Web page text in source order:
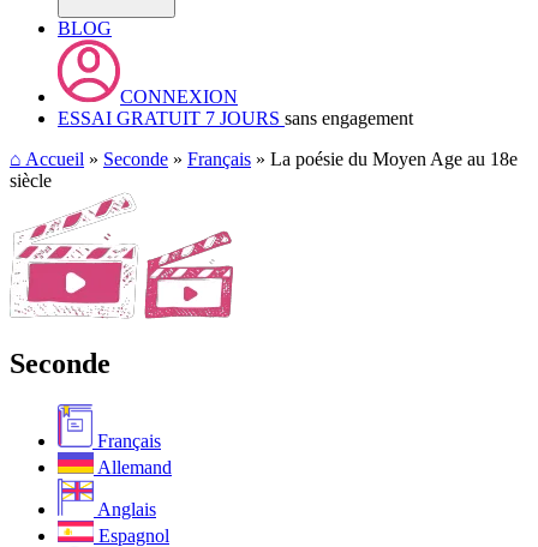
BLOG
CONNEXION
ESSAI GRATUIT 7 JOURS sans engagement
⌂ Accueil » Seconde » Français » La poésie du Moyen Age au 18e
siècle
Seconde
Français
Allemand
Anglais
Espagnol